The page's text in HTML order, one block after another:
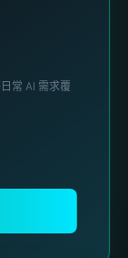
常 AI 需求覆